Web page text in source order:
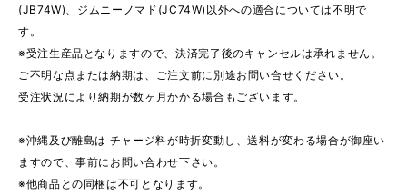
(JB74W)、ジムニーノマド(JC74W)以外への適合については不明で
す。
※受注生産品となりますので、決済完了後のキャンセルは承れません。
ご不明な点または納期は、ご注文前に別途お問い合せください。
受注状況により納期が数ヶ月かかる場合もございます。
※沖縄及び離島は チャージ料が時折変動し、送料が変わる場合が御座い
ますので、事前にお問い合わせ下さい。
※他商品との同梱は不可となります。